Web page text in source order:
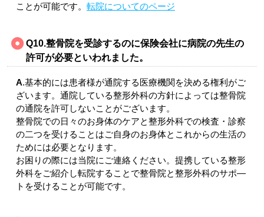
ことが可能です。 転院についてのページ
Q10.整骨院を受診するのに保険会社に病院の先生の
許可が必要といわれました。
A.基本的には患者様が通院する医療機関を決める権利がご
ざいます。通院している整形外科の方針によっては整骨院
の通院を許可しないことがございます。
整骨院での日々のお身体のケアと整形外科での検査・診察
の二つを受けることはご自身のお身体とこれからの生活の
ためには必要となります。
お困りの際には当院にご連絡ください。提携している整形
外科をご紹介し転院することで整骨院と整形外科のサポ―
トを受けることが可能です。